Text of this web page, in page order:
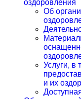
оздоровления
Об
Услуги, в
и их